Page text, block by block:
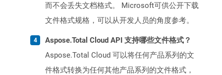
而不会丢失文档格式。 Microsoft可供公开下载
文件格式规格，可以从开发人员的角度参考。
Aspose.Total Cloud API 支持哪些文件格式？
Aspose.Total Cloud 可以将任何产品系列的文
件格式转换为任何其他产品系列的文件格式，